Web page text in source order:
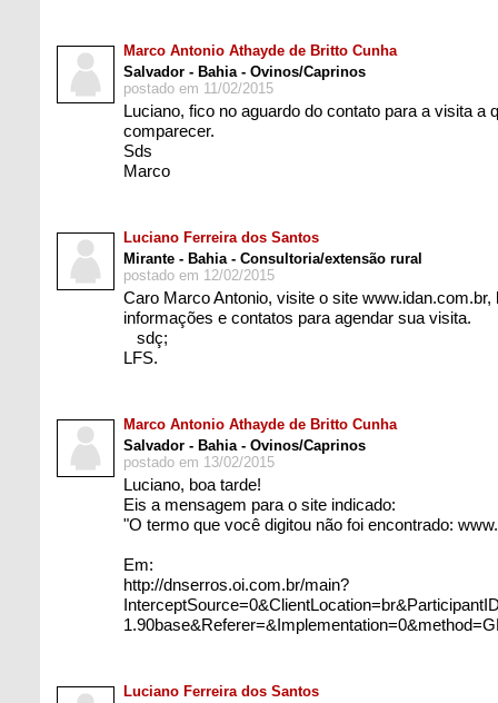
Marco Antonio Athayde de Britto Cunha
Salvador - Bahia - Ovinos/Caprinos
postado em 11/02/2015
Luciano, fico no aguardo do contato para a visita a
comparecer.
Sds
Marco
Luciano Ferreira dos Santos
Mirante - Bahia - Consultoria/extensão rural
postado em 12/02/2015
Caro Marco Antonio, visite o site www.idan.com.br,
informações e contatos para agendar sua visita.
sdç;
Marco Antonio Athayde de Britto Cunha
Salvador - Bahia - Ovinos/Caprinos
postado em 13/02/2015
Luciano, boa tarde!
Eis a mensagem para o site indicado:
"O termo que você digitou não foi encontrado:
Em:
http://dnserros.oi.com.br/main?
Luciano Ferreira dos Santos